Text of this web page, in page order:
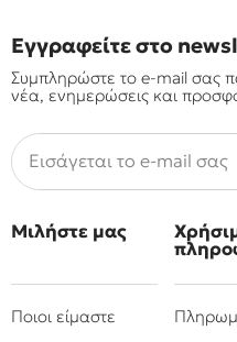
Εγγραφείτε στο
Συμπληρώστε το e-mail σας
νέα, ενημερώσεις και
Μιλήστε μας
Ποιοι είμαστε